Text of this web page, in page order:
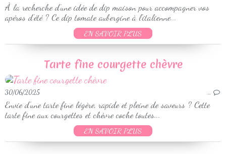
À la recherche d’une idée de dip maison pour accompagner vos
apéros d’été ? Ce dip tomate aubergine à l’italienne...
EN SAVOIR PLUS
Tarte fine courgette chèvre
30/06/2025 …
Envie d’une tarte fine légère, rapide et pleine de saveurs ? Cette
tarte fine aux courgettes et chèvre coche toutes...
EN SAVOIR PLUS